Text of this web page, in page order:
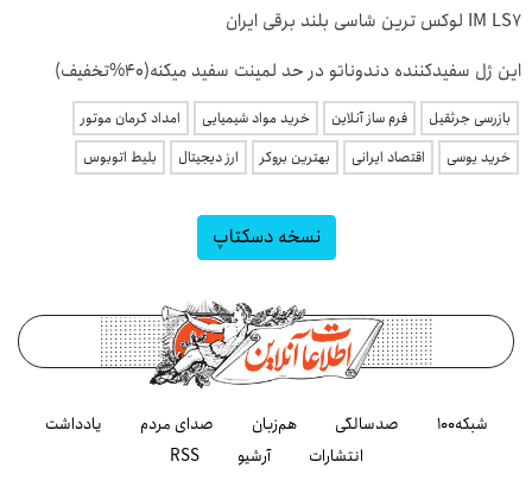
IM LS7 لوکس ترین شاسی بلند برقی ایران
این ژل سفیدکننده دندوناتو در حد لمینت سفید میکنه(40%تخفیف)
بازرسی جرثقیل فرم ساز آنلاین خرید مواد شیمیایی
امداد کرمان موتور
خرید یوسی
اقتصاد ایرانی بهترین بروکر ارز دیجیتال بلیط اتوبوس
نسخه دسکتاپ
شبکه۱۰۰ صدسالگی هم‌زبان صدای مردم
یادداشت
انتشارات
آرشیو RSS